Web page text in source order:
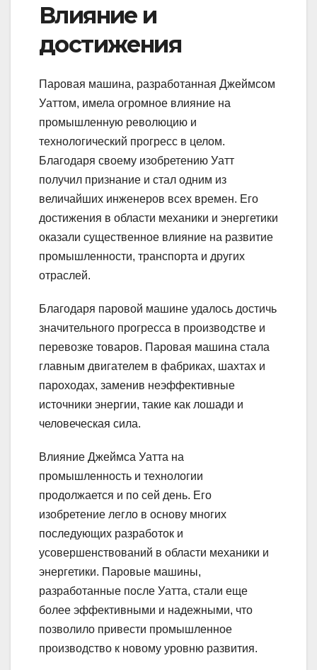
Влияние и
достижения
Паровая машина, разработанная Джеймсом
Уаттом, имела огромное влияние на
промышленную революцию и
технологический прогресс в целом.
Благодаря своему изобретению Уатт
получил признание и стал одним из
величайших инженеров всех времен. Его
достижения в области механики и энергетики
оказали существенное влияние на развитие
промышленности, транспорта и других
отраслей.
Благодаря паровой машине удалось достичь
значительного прогресса в производстве и
перевозке товаров. Паровая машина стала
главным двигателем в фабриках, шахтах и
пароходах, заменив неэффективные
источники энергии, такие как лошади и
человеческая сила.
Влияние Джеймса Уатта на
промышленность и технологии
продолжается и по сей день. Его
изобретение легло в основу многих
последующих разработок и
усовершенствований в области механики и
энергетики. Паровые машины,
разработанные после Уатта, стали еще
более эффективными и надежными, что
позволило привести промышленное
производство к новому уровню развития.